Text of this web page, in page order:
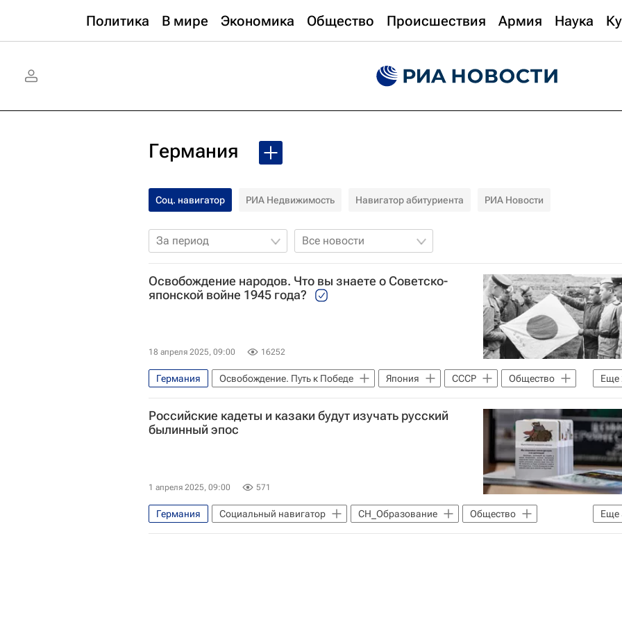
Политика В мире Экономика Общество Происшествия Армия Наука
Германия
Соц. навигатор РИА Недвижимость Навигатор абитуриента РИА Новости
За период Все новости
Освобождение народов. Что вы знаете о Советско-
японской войне 1945 года?
18 апреля 2025, 09:00 16252
Еще
Германия Освобождение. Путь к Победе Япония СССР
Общество
Социальный навигатор
Освобождение. Мир народам
Российские кадеты и казаки будут изучать русский
былинный эпос
1 апреля 2025, 09:00 571
Еще
Германия Социальный навигатор СН_Образование
Общество
Россия
Франция Илья Муромец
казачество